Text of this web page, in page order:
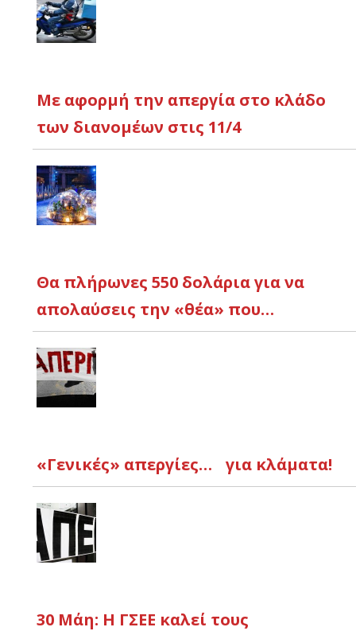
Με αφορμή την απεργία στο κλάδο
των διανομέων στις 11/4
Θα πλήρωνες 550 δολάρια για να
απολαύσεις την «θέα» που…
«Γενικές» απεργίες… για κλάματα!
30 Μάη: Η ΓΣΕΕ καλεί τους